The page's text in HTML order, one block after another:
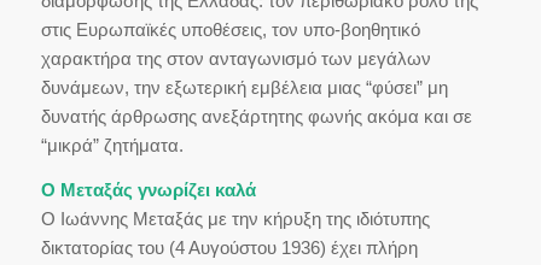
στις Ευρωπαϊκές υποθέσεις, τον υπο-βοηθητικό
χαρακτήρα της στον ανταγωνισμό των μεγάλων
δυνάμεων, την εξωτερική εμβέλεια μιας “φύσει” μη
δυνατής άρθρωσης ανεξάρτητης φωνής ακόμα και σε
“μικρά” ζητήματα.
Ο Μεταξάς γνωρίζει καλά
Ο Ιωάννης Μεταξάς με την κήρυξη της ιδιότυπης
δικτατορίας του (4 Αυγούστου 1936) έχει πλήρη